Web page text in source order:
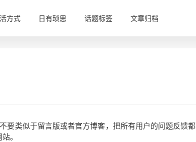
方式 日有琐思 话题标签 文章归档
要类似于留言版或者官方博客，把所有用户的问题反馈都
。